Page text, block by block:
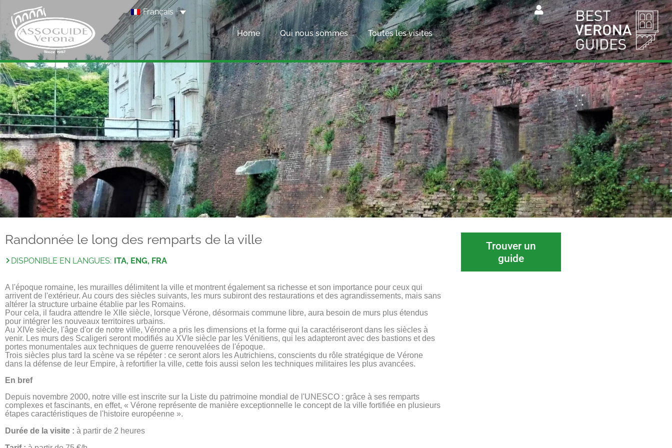
Français
Home Qui nous sommes Toutes les visites
Randonnée le long des remparts de la ville
DISPONIBLE EN LANGUES: ITA, ENG, FRA
A l'époque romaine, les murailles délimitent la ville et montrent également sa richesse et son importance pour ceux qui
arrivent de l'extérieur. Au cours des siècles suivants, les murs subiront des restaurations et des agrandissements, mais sans
altérer la structure urbaine établie par les Romains.
Pour cela, il faudra attendre le XIIe siècle, lorsque Vérone, désormais commune libre, aura besoin de murs plus étendus
pour intégrer les nouveaux territoires urbains.
Au XIVe siècle, l'âge d'or de notre ville, Vérone a pris les dimensions et la forme qui la caractériseront dans les siècles à
venir. Les murs des Scaligeri seront modifiés au XVIe siècle par les Vénitiens, qui les adapteront avec des bastions et des
portes monumentales aux techniques de guerre renouvelées de l'époque.
Trois siècles plus tard la scène va se répéter : ce seront alors les Autrichiens, conscients du rôle stratégique de Vérone
dans la défense de leur Empire, à refortifier la ville, cette fois aussi selon les techniques militaires les plus avancées.
En bref
Depuis novembre 2000, notre ville est inscrite sur la Liste du patrimoine mondial de l'UNESCO : grâce à ses remparts
complexes et fascinants, en effet, « Vérone représente de manière exceptionnelle le concept de la ville fortifiée en plusieurs
étapes caractéristiques de l'histoire européenne ».
Durée de la visite : à partir de 2 heures
Trouver un
guide